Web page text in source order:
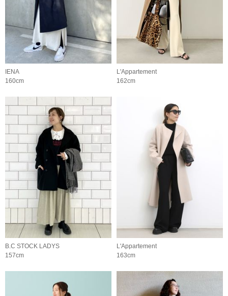
IENA
160cm
L'Appartement
162cm
B.C STOCK LADYS
157cm
L'Appartement
163cm